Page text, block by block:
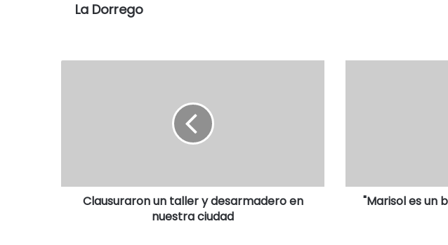
La Dorrego
Clausuraron un taller y desarmadero en
nuestra ciudad
"Marisol es un